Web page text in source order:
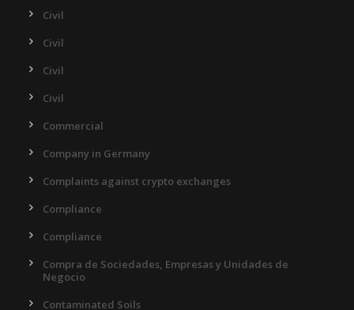
Civil
Civil
Civil
Civil
Commercial
Company in Germany
Complaints against crypto exchanges
Compliance
Compliance
Compra de Sociedades, Empresas y Unidades de
Negocio
Contaminated Soils